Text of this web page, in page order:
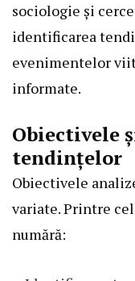
sociologie și
identificarea
evenimentelor
informate.
Obiectivele
tendințelor
Obiectivele
variate. Printre
numără: